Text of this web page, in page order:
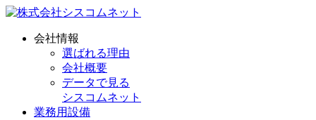
会社情報
選ばれる理由
会社概要
データで見る
シスコムネット
業務用設備